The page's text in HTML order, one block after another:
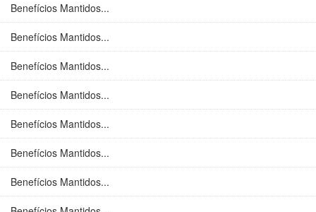
Benefícios Mantidos...
Benefícios Mantidos...
Benefícios Mantidos...
Benefícios Mantidos...
Benefícios Mantidos...
Benefícios Mantidos...
Benefícios Mantidos...